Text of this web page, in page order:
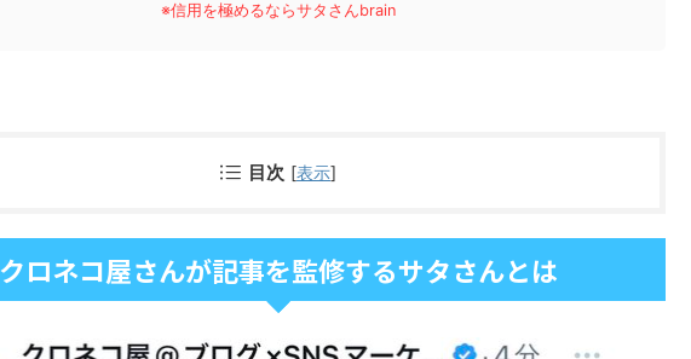
※信用を極めるならサタさんbrain
目次 [表示]
クロネコ屋さんが記事を監修するサタさんとは